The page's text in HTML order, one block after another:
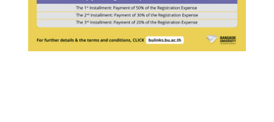
Search
for:
Search